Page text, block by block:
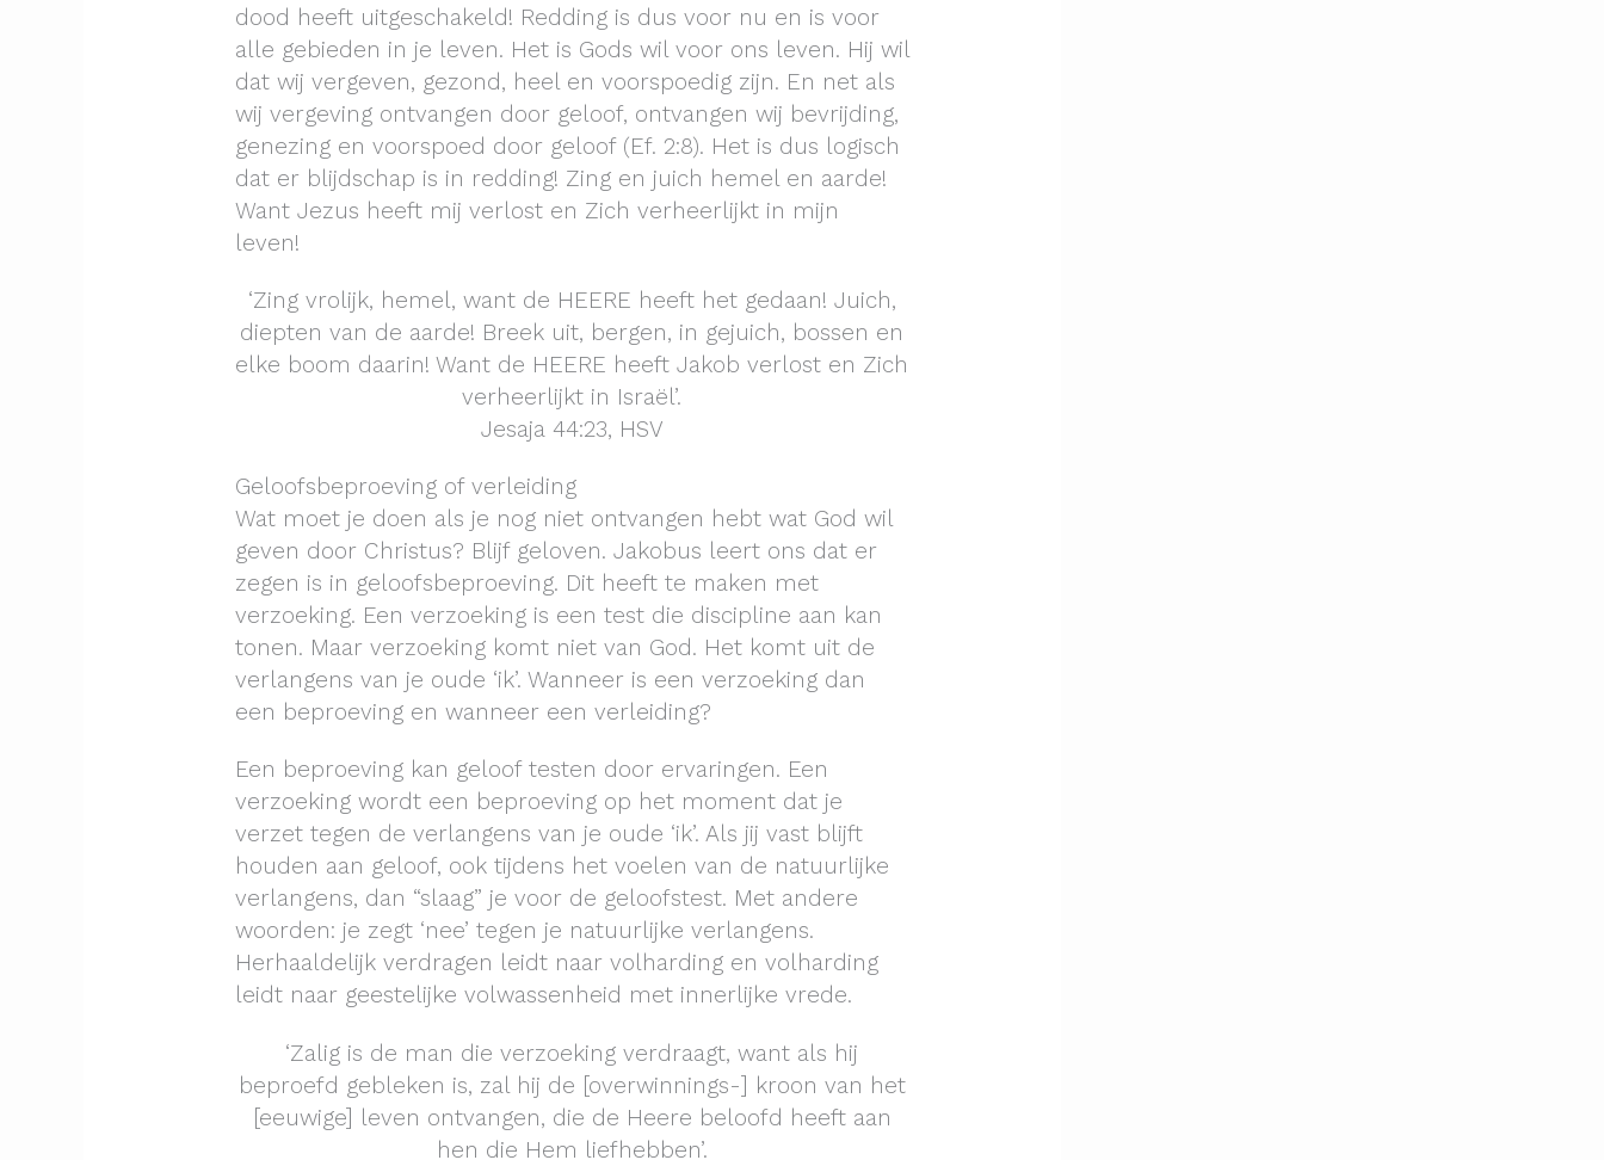
dood heeft uitgeschakeld! Redding is dus voor nu en is voor
alle gebieden in je leven. Het is Gods wil voor ons leven. Hij wil
dat wij vergeven, gezond, heel en voorspoedig zijn. En net als
wij vergeving ontvangen door geloof, ontvangen wij bevrijding,
genezing en voorspoed door geloof (Ef. 2:8). Het is dus logisch
dat er blijdschap is in redding! Zing en juich hemel en aarde!
Want Jezus heeft mij verlost en Zich verheerlijkt in mijn
leven!
‘Zing vrolijk, hemel, want de HEERE heeft het gedaan! Juich,
diepten van de aarde! Breek uit, bergen, in gejuich, bossen en
elke boom daarin! Want de HEERE heeft Jakob verlost en Zich
verheerlijkt in Israël’.
Jesaja 44:23, HSV
Geloofsbeproeving of verleiding
Wat moet je doen als je nog niet ontvangen hebt wat God wil
geven door Christus? Blijf geloven. Jakobus leert ons dat er
zegen is in geloofsbeproeving. Dit heeft te maken met
verzoeking. Een verzoeking is een test die discipline aan kan
tonen. Maar verzoeking komt niet van God. Het komt uit de
verlangens van je oude ‘ik’. Wanneer is een verzoeking dan
een beproeving en wanneer een verleiding?
Een beproeving kan geloof testen door ervaringen. Een
verzoeking wordt een beproeving op het moment dat je
verzet tegen de verlangens van je oude ‘ik’. Als jij vast blijft
houden aan geloof, ook tijdens het voelen van de natuurlijke
verlangens, dan “slaag” je voor de geloofstest. Met andere
woorden: je zegt ‘nee’ tegen je natuurlijke verlangens.
Herhaaldelijk verdragen leidt naar volharding en volharding
leidt naar geestelijke volwassenheid met innerlijke vrede.
‘Zalig is de man die verzoeking verdraagt, want als hij
beproefd gebleken is, zal hij de [overwinnings-] kroon van het
[eeuwige] leven ontvangen, die de Heere beloofd heeft aan
hen die Hem liefhebben’.